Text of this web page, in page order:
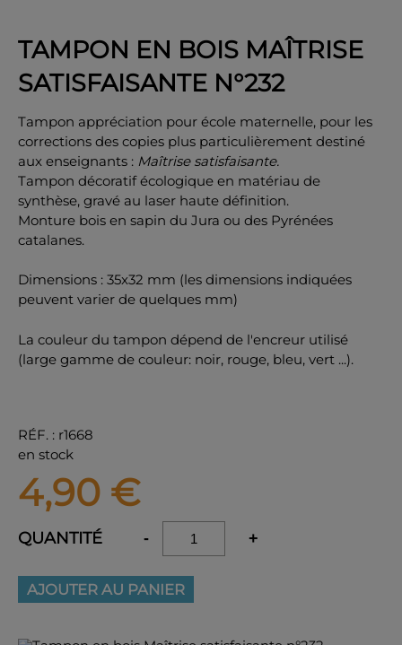
TAMPON EN BOIS MAÎTRISE
SATISFAISANTE N°232
Tampon appréciation pour école maternelle, pour les
corrections des copies plus particulièrement destiné
aux enseignants : Maîtrise satisfaisante.
Tampon décoratif écologique en matériau de
synthèse, gravé au laser haute définition.
Monture bois en sapin du Jura ou des Pyrénées
catalanes.
Dimensions : 35x32 mm (les dimensions indiquées
peuvent varier de quelques mm)
La couleur du tampon dépend de l'encreur utilisé
(large gamme de couleur: noir, rouge, bleu, vert ...).
RÉF. : r1668
en stock
4,90 €
QUANTITÉ - +
AJOUTER AU PANIER